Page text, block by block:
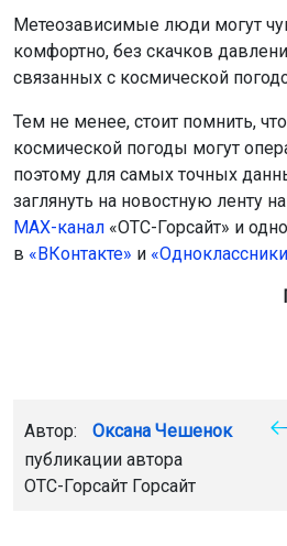
Метеозависимые люди могут
комфортно, без скачков
связанных с космической
Тем не менее, стоит помнить,
космической погоды могут
поэтому для самых точных
заглянуть на новостную ленту
МАХ-канал «ОТС-Горсайт» и
в «ВКонтакте» и
Автор: Оксана Чешенок
публикации автора
ОТС-Горсайт Горсайт